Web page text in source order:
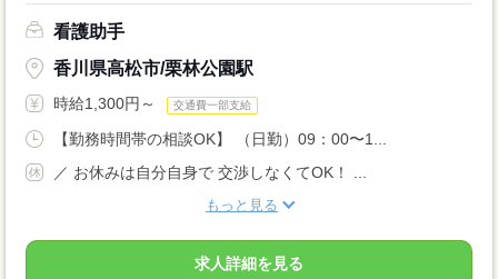
看護助手
香川県高松市/栗林公園駅
時給1,300円～ 交通費一部支給
【勤務時間帯の相談OK】 （日勤）09：00〜1...
／ お休みは自分自身で 交渉しなくてOK！ ...
もっと見る
求人詳細を見る